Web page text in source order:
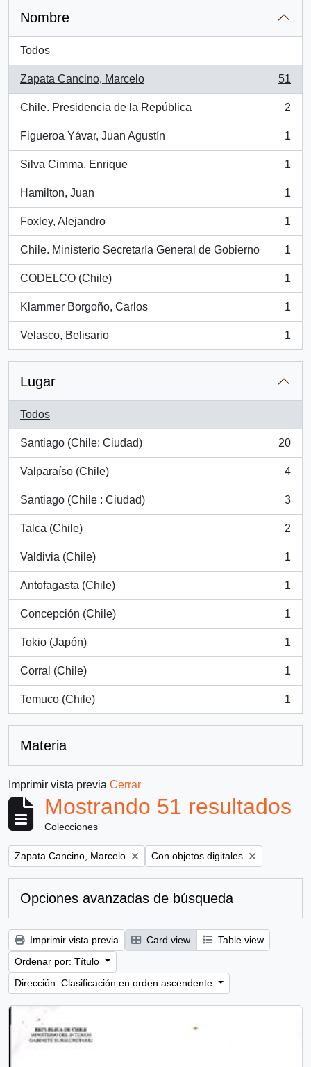
Nombre
Todos
Zapata Cancino, Marcelo
, 51 resultados
51
Chile. Presidencia de la República
, 2 resultados
2
Figueroa Yávar, Juan Agustín
, 1 resultados
1
Silva Cimma, Enrique
, 1 resultados
1
Hamilton, Juan
, 1 resultados
1
Foxley, Alejandro
, 1 resultados
1
Chile. Ministerio Secretaría General de Gobierno
, 1 resultados
1
CODELCO (Chile)
, 1 resultados
1
Klammer Borgoño, Carlos
, 1 resultados
1
Velasco, Belisario
, 1 resultados
1
Lugar
Todos
Santiago (Chile: Ciudad)
, 20 resultados
20
Valparaíso (Chile)
, 4 resultados
4
Santiago (Chile : Ciudad)
, 3 resultados
3
Talca (Chile)
, 2 resultados
2
Valdivia (Chile)
, 1 resultados
1
Antofagasta (Chile)
, 1 resultados
1
Concepción (Chile)
, 1 resultados
1
Tokio (Japón)
, 1 resultados
1
Corral (Chile)
, 1 resultados
1
Temuco (Chile)
, 1 resultados
1
Materia
Imprimir vista previa Cerrar
Mostrando 51 resultados
Colecciones
Remove filter:
Zapata Cancino, Marcelo Remove filter:
Con objetos digitales
Opciones avanzadas de búsqueda
Imprimir vista previa Card view
Table view
Ordenar por: Título
Dirección: Clasificación en orden ascendente